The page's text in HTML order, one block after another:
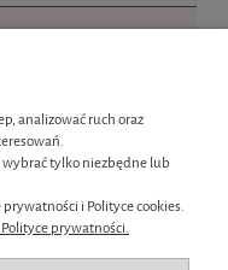
analizować ruch oraz
wybrać tylko niezbędne lub
i Polityce cookies.
prywatności.